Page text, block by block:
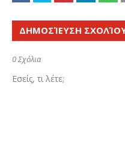
ΔΗΜΟΣΊΕΥΣΗ
0 Σχόλια
Εσείς, τι λέτε;